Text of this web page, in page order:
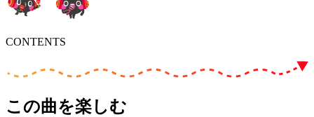
CONTENTS
この曲を楽しむ